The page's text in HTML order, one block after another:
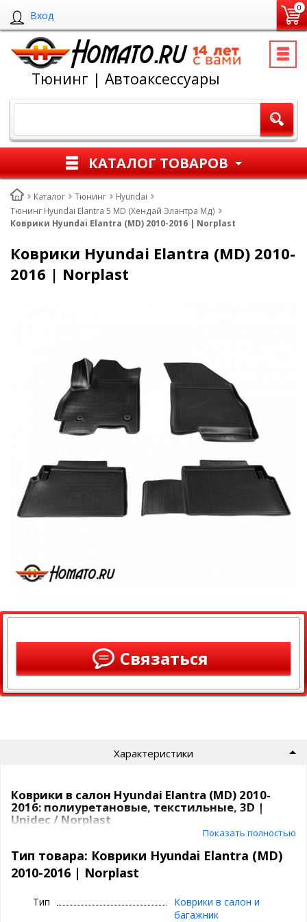
Вход
0
Тюнинг | Автоаксессуары
КАТАЛОГ ТОВАРОВ
Каталог Тюнинг
Hyundai
Тюнинг Hyundai Elantra 5 MD (Хендай Элантра Мд)
Коврики Hyundai Elantra (MD) 2010-2016 | Norplast
Коврики Hyundai Elantra (MD) 2010-
2016 | Norplast
Связаться
Характеристики
Коврики в салон Hyundai Elantra (MD) 2010-
2016: полиуретановые, текстильные, 3D |
Unidec / Norplast
Коврики Unidec в атомобиль от компаниии Норпласт бывают
изполиуретана итекстиля.
Elantra (MD) 2010-2016
Показать полностью
Тип товара: Коврики Hyundai Elantra (MD)
2010-2016 | Norplast
Тип
Коврики в салон и
багажник